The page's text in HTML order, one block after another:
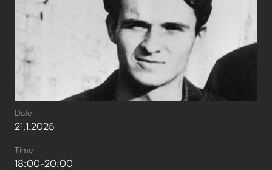
Date
21.1.2025
Time
18:00-20:00